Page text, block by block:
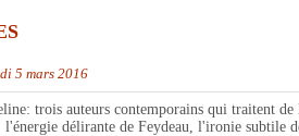
5 mars 2016
trois auteurs contemporains qui traitent
l'énergie délirante de Feydeau, l'ironie subtile